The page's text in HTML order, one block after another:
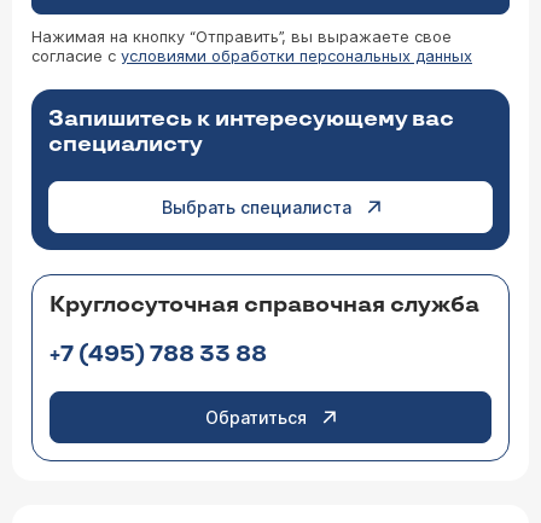
Нажимая на кнопку “Отправить”, вы выражаете свое
согласие с условиями обработки персональных данных
Запишитесь к интересующему вас
специалисту
Выбрать специалиста
Круглосуточная справочная служба
+7 (495) 788 33 88
Обратиться